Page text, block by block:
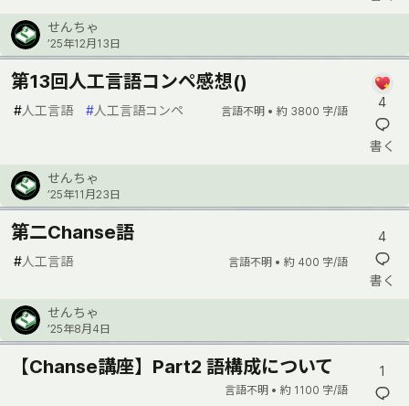
せんちゃ
’25年12月13日
第13回人工言語コンペ感想()
#人工言語 #人工言語コンペ 言語不明 • 約 3800 字/語
4
書く
せんちゃ
’25年11月23日
第二Chanse語
#人工言語 言語不明 • 約 400 字/語
4
書く
せんちゃ
’25年8月4日
【Chanse講座】Part2 語構成について
言語不明 • 約 1100 字/語
1